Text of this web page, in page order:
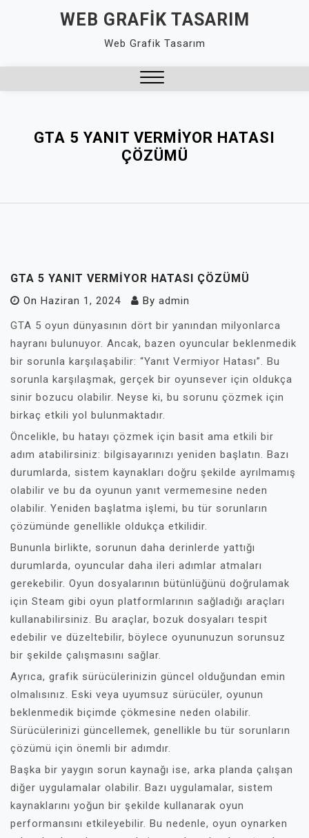
WEB GRAFIK TASARIM
Web Grafik Tasarım
GTA 5 YANIT VERMIYOR HATASI
ÇÖZÜMÜ
GTA 5 YANIT VERMIYOR HATASI ÇÖZÜMÜ
On Haziran 1, 2024 By admin
GTA 5 oyun dünyasının dört bir yanından milyonlarca
hayranı bulunuyor. Ancak, bazen oyuncular beklenmedik
bir sorunla karşılaşabilir: “Yanıt Vermiyor Hatası”. Bu
sorunla karşılaşmak, gerçek bir oyunsever için oldukça
sinir bozucu olabilir. Neyse ki, bu sorunu çözmek için
birkaç etkili yol bulunmaktadır.
Öncelikle, bu hatayı çözmek için basit ama etkili bir
adım atabilirsiniz: bilgisayarınızı yeniden başlatın. Bazı
durumlarda, sistem kaynakları doğru şekilde ayrılmamış
olabilir ve bu da oyunun yanıt vermemesine neden
olabilir. Yeniden başlatma işlemi, bu tür sorunların
çözümünde genellikle oldukça etkilidir.
Bununla birlikte, sorunun daha derinlerde yattığı
durumlarda, oyuncular daha ileri adımlar atmaları
gerekebilir. Oyun dosyalarının bütünlüğünü doğrulamak
için Steam gibi oyun platformlarının sağladığı araçları
kullanabilirsiniz. Bu araçlar, bozuk dosyaları tespit
edebilir ve düzeltebilir, böylece oyununuzun sorunsuz
bir şekilde çalışmasını sağlar.
Ayrıca, grafik sürücülerinizin güncel olduğundan emin
olmalısınız. Eski veya uyumsuz sürücüler, oyunun
beklenmedik biçimde çökmesine neden olabilir.
Sürücülerinizi güncellemek, genellikle bu tür sorunların
çözümü için önemli bir adımdır.
Başka bir yaygın sorun kaynağı ise, arka planda çalışan
diğer uygulamalar olabilir. Bazı uygulamalar, sistem
kaynaklarını yoğun bir şekilde kullanarak oyun
performansını etkileyebilir. Bu nedenle, oyun oynarken